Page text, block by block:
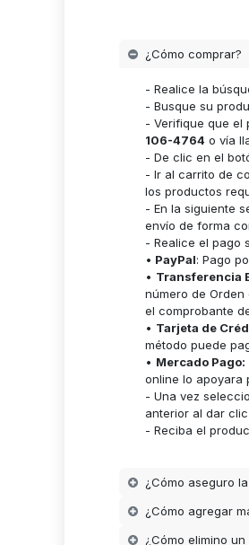
¿Cómo comprar?
- Realice la
- Busque su
- Verifique que el
106-4764 o vía
- De clic en el
- Ir al carrito de
los productos
- En la siguiente
envío de forma
- Realice el pago
• PayPal: Pago
• Transferencia
número de
el comprobante
• Tarjeta de
método puede
• Mercado Pago:
online lo apoyara
- Una vez
anterior al dar clic
- Reciba el
¿Cómo aseguro
¿Cómo agregar
¿Cómo elimino